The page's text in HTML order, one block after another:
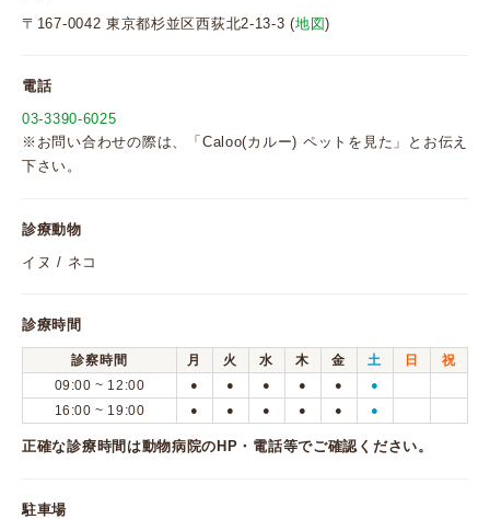
〒167-0042 東京都杉並区西荻北2-13-3 (地図)
電話
03-3390-6025
※お問い合わせの際は、「Caloo(カルー) ペットを見た」とお伝え
下さい。
診療動物
イヌ / ネコ
診療時間
診察時間 月 火 水 木 金 土 日
祝
09:00 ~ 12:00
● ● ● ● ● ●
16:00 ~ 19:00 ● ● ● ● ● ●
正確な診療時間は動物病院のHP・電話等でご確認ください。
駐車場